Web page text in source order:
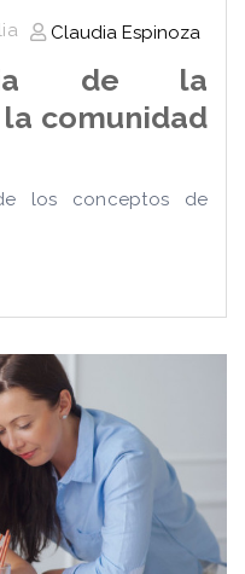
Claudia Espinoza
de la
comunidad
los conceptos de